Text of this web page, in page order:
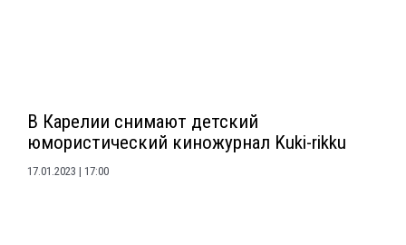
В Карелии снимают детский
юмористический киножурнал Kuki-rikku
17.01.2023 17:00